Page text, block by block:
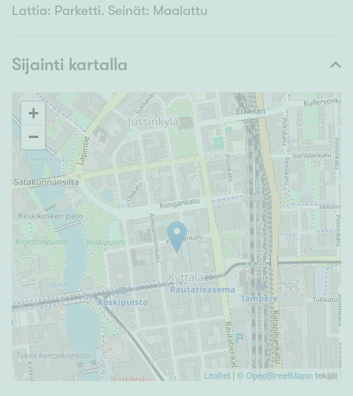
Lattia: Parketti. Seinät: Maalattu
Sijainti kartalla
+
−
Leaflet | ©OpenStreetMapintekijät